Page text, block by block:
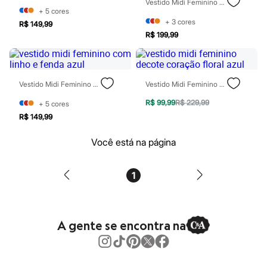
Corretivo
Gloss
Sombras
Al Wataniah
Banderas
Boca Rosa
Bruna Tavares
Carolina Herrera
Ciclo
Real Techniques
+ 5 cores
R$ 149,99
Vestido Midi Feminino De Tricot Manga Longa Canelado Azul
+ 3 cores
R$ 199,99
Vestido Midi Feminino Com Linho E Fenda Azul
+ 5 cores
R$ 149,99
Vestido Midi Feminino Decote Coração Floral Azul
R$ 99,99R$ 229,99
Você está na página
1
A gente se encontra na